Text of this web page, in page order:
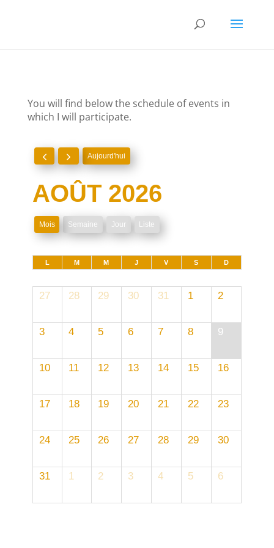
You will find below the schedule of events in
which I will participate.
Aujourd'hui
AOÛT 2026
Mois Semaine Jour Liste
L M M J V S D
27 28 29 30 31 1 2
3 4 5 6 7 8 9
10 11 12 13 14 15 16
17 18 19 20 21 22 23
24 25 26 27 28 29 30
31 1 2 3 4 5 6